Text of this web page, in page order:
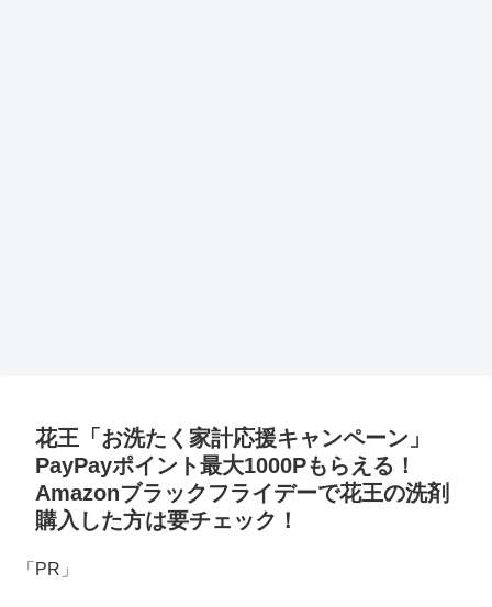
花王「お洗たく家計応援キャンペーン」
PayPayポイント最大1000Pもらえる！
Amazonブラックフライデーで花王の洗剤
購入した方は要チェック！
「PR」